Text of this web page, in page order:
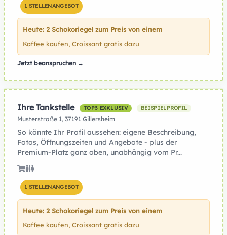
1 STELLENANGEBOT
Heute: 2 Schokoriegel zum Preis von einem
Kaffee kaufen, Croissant gratis dazu
Jetzt beanspruchen →
Ihre Tankstelle TOP3 EXKLUSIV BEISPIELPROFIL
Musterstraße 1, 37191 Gillersheim
So könnte Ihr Profil aussehen: eigene Beschreibung,
Fotos, Öffnungszeiten und Angebote - plus der
Premium-Platz ganz oben, unabhängig vom Pr...
1 STELLENANGEBOT
Heute: 2 Schokoriegel zum Preis von einem
Kaffee kaufen, Croissant gratis dazu